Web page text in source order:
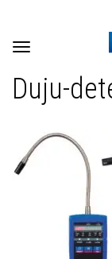
Toggle
Duju-